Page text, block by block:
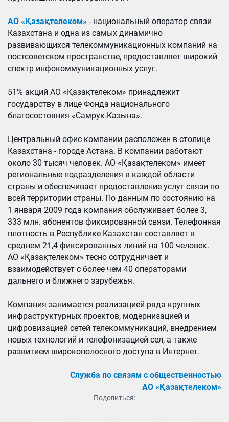
АО «Қазақтелеком» - национальный оператор связи
Казахстана и одна из самых динамично
развивающихся телекоммуникационных компаний на
постсоветском пространстве, предоставляет широкий
спектр инфокоммуникационных услуг.
51% акций АО «Қазақтелеком» принадлежит
государству в лице Фонда национального
благосостояния «Самрук-Казына».
Центральный офис компании расположен в столице
Казахстана - городе Астана. В компании работают
около 30 тысяч человек. АО «Қазақтелеком» имеет
региональные подразделения в каждой области
страны и обеспечивает предоставление услуг связи по
всей территории страны. По данным по состоянию на
1 января 2009 года компания обслуживает более 3,
333 млн. абонентов фиксированной связи. Телефонная
плотность в Республике Казахстан составляет в
среднем 21,4 фиксированных линий на 100 человек.
АО «Қазақтелеком» тесно сотрудничает и
взаимодействует с более чем 40 операторами
дальнего и ближнего зарубежья.
Компания занимается реализацией ряда крупных
инфраструктурных проектов, модернизацией и
цифровизацией сетей телекоммуникаций, внедрением
новых технологий и телефонизацией сел, а также
развитием широкополосного доступа в Интернет.
Служба по связям с общественностью
АО «Қазақтелеком»
Поделиться: